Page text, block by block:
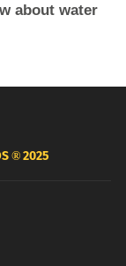
®2025